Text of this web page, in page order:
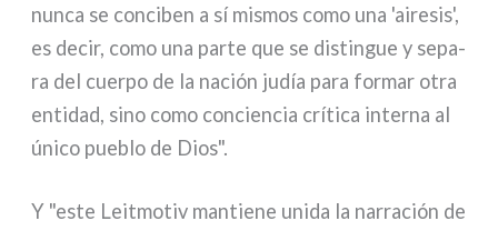
nun­ca se con­ci­ben a sí mismos como una 'aire­sis',
es decir, como una par­te que se distin­gue y sepa­
ra del cuer­po de la nación judía para for­mar otra
enti­dad, sino como con­cien­cia crí­ti­ca inter­na al
úni­co pue­blo de Dios".
Y "este Leitmotiv man­tie­ne uni­da la nar­ra­ción de